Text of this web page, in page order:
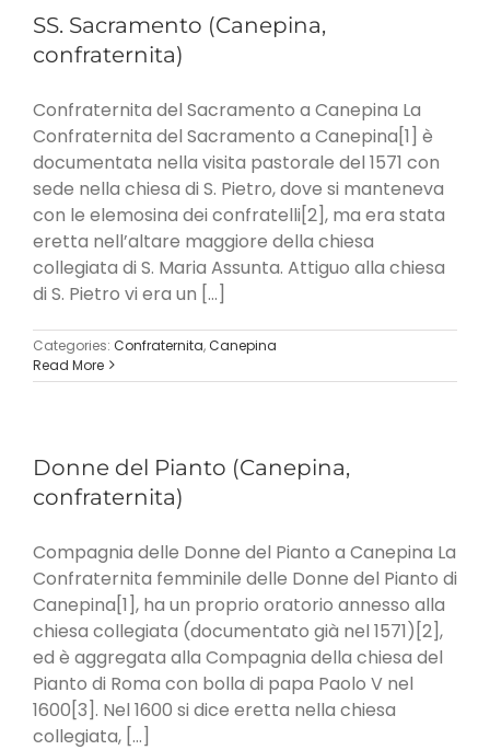
SS. Sacramento (Canepina,
confraternita)
Confraternita del Sacramento a Canepina La
Confraternita del Sacramento a Canepina[1] è
documentata nella visita pastorale del 1571 con
sede nella chiesa di S. Pietro, dove si manteneva
con le elemosina dei confratelli[2], ma era stata
eretta nell’altare maggiore della chiesa
collegiata di S. Maria Assunta. Attiguo alla chiesa
di S. Pietro vi era un [...]
Categories: Confraternita,Canepina
Read More
Donne del Pianto (Canepina,
confraternita)
Compagnia delle Donne del Pianto a Canepina La
Confraternita femminile delle Donne del Pianto di
Canepina[1], ha un proprio oratorio annesso alla
chiesa collegiata (documentato già nel 1571)[2],
ed è aggregata alla Compagnia della chiesa del
Pianto di Roma con bolla di papa Paolo V nel
1600[3]. Nel 1600 si dice eretta nella chiesa
collegiata, [...]